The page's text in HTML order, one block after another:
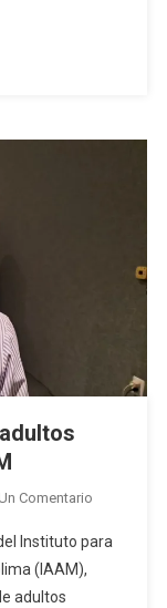
ComentarioEn
Villa
Instituto para
(IAAM),
adultos